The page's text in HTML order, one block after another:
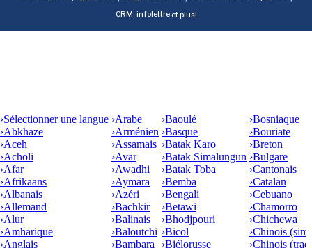
CRM, infolettreet plus!